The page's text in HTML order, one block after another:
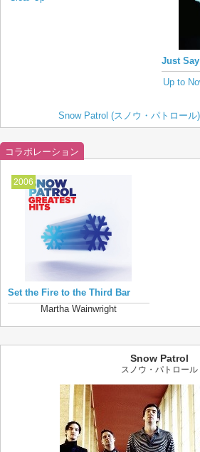
Just
Up to
Snow Patrol (スノウ・パトロー
コラボレーション
2006
Set the Fire to the Third Bar
Martha Wainwright
Snow Patrol
スノウ・パトロール